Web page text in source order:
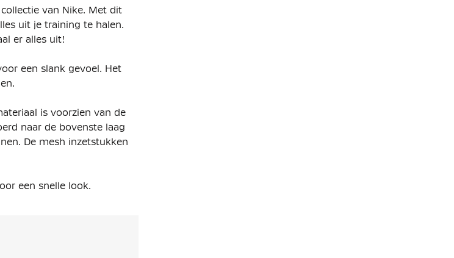
van Nike. Met dit
uit je training te halen.
er alles uit!
een slank gevoel. Het
is voorzien van de
naar de bovenste laag
De mesh inzetstukken
een snelle look.